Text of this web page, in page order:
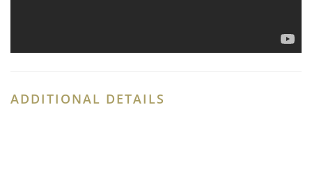
ADDITIONAL DETAILS